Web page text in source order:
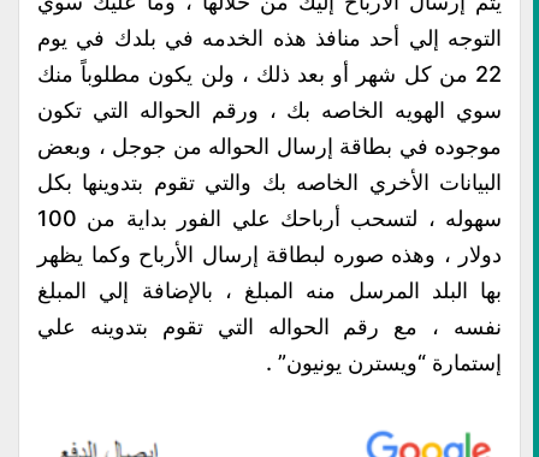
التوجه إلي أحد منافذ هذه الخدمه في بلدك في يوم
22 من كل شهر أو بعد ذلك ، ولن يكون مطلوباً منك
سوي الهويه الخاصه بك ، ورقم الحواله التي تكون
موجوده في بطاقة إرسال الحواله من جوجل ، وبعض
البيانات الأخري الخاصه بك والتي تقوم بتدوينها بكل
سهوله ، لتسحب أرباحك علي الفور بداية من 100
دولار ، وهذه صوره لبطاقة إرسال الأرباح وكما يظهر
بها البلد المرسل منه المبلغ ، بالإضافة إلي المبلغ
نفسه ، مع رقم الحواله التي تقوم بتدوينه علي
إستمارة “ويسترن يونيون” .